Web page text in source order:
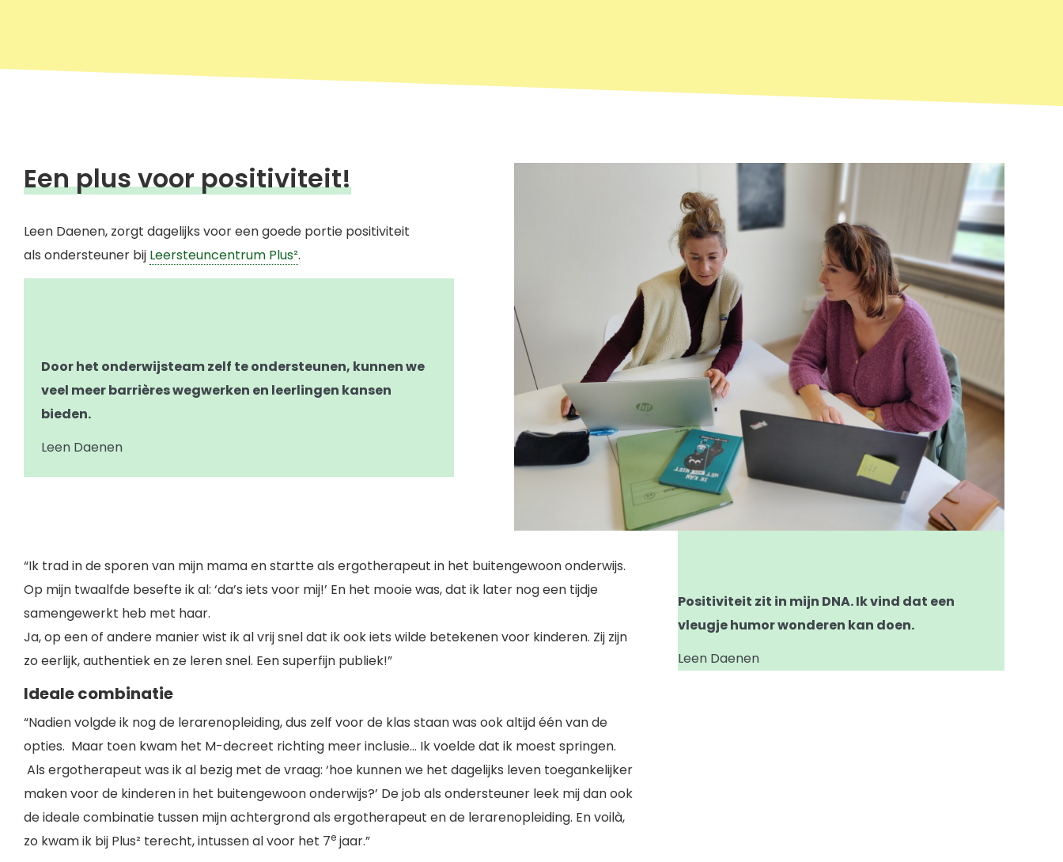
Een plus voor positiviteit!
Leen Daenen, zorgt dagelijks voor een goede portie positiviteit
als ondersteuner bij Leersteuncentrum Plus².
Door het onderwijsteam zelf te ondersteunen, kunnen we
veel meer barrières wegwerken en leerlingen kansen
bieden.
Leen Daenen
“Ik trad in de sporen van mijn mama en startte als ergotherapeut in het buitengewoon onderwijs.
Op mijn twaalfde besefte ik al: ‘da’s iets voor mij!’ En het mooie was, dat ik later nog een tijdje
samengewerkt heb met haar.
Ja, op een of andere manier wist ik al vrij snel dat ik ook iets wilde betekenen voor kinderen. Zij zijn
zo eerlijk, authentiek en ze leren snel. Een superfijn publiek!”
Ideale combinatie
“Nadien volgde ik nog de lerarenopleiding, dus zelf voor de klas staan was ook altijd één van de
opties. Maar toen kwam het M-decreet richting meer inclusie… Ik voelde dat ik moest springen.
Als ergotherapeut was ik al bezig met de vraag: ‘hoe kunnen we het dagelijks leven toegankelijker
maken voor de kinderen in het buitengewoon onderwijs?’ De job als ondersteuner leek mij dan ook
de ideale combinatie tussen mijn achtergrond als ergotherapeut en de lerarenopleiding. En voilà,
zo kwam ik bij Plus² terecht, intussen al voor het 7e jaar.”
Positiviteit zit in mijn DNA. Ik vind dat een
vleugje humor wonderen kan doen.
Leen Daenen